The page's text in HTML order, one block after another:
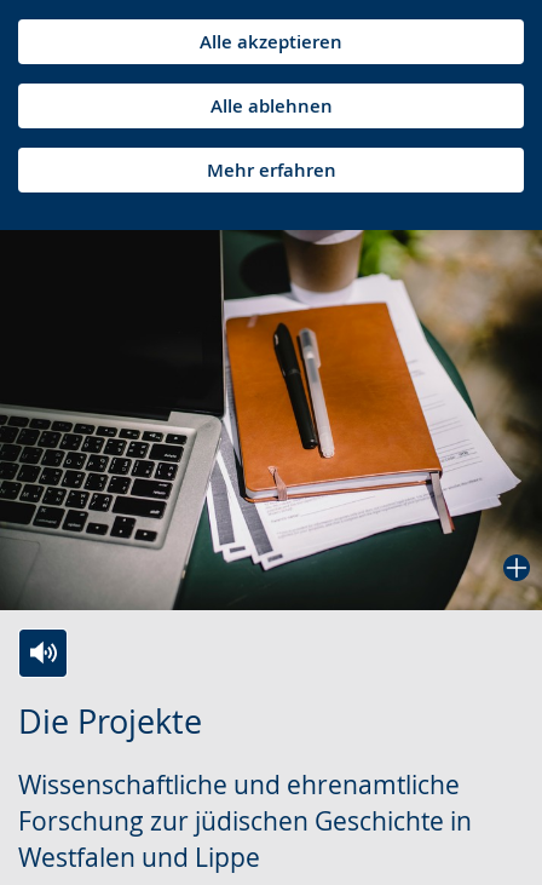
Alle akzeptieren
Alle ablehnen
Mehr erfahren
Die Projekte
Wissenschaftliche und ehrenamtliche
Forschung zur jüdischen Geschichte in
Westfalen und Lippe
Leichten
wechseln.
Audio-
Video
Deutscher
Gebärdensprache
wird